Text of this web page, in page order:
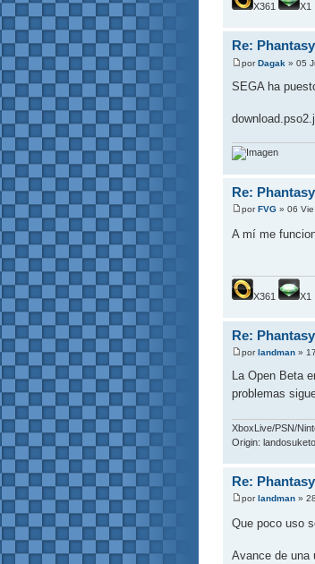
X361 X1
Re:
porDagak » 05
SEGA ha
Re:
porFVG » 06
A mí me
X361 X1
Re:
porlandman »
La Open Beta
problemas
XboxLive/PSN/
Origin: landosuketo
Re:
por landman »
Que poco uso
Avance de una